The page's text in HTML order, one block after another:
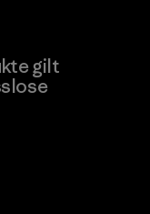
gilt